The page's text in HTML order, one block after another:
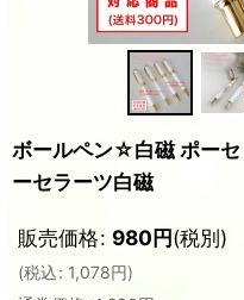
ボールペン☆白磁 ポー
ーセラーツ白磁
販売価格: 980円(税別)
(税込: 1,078円)